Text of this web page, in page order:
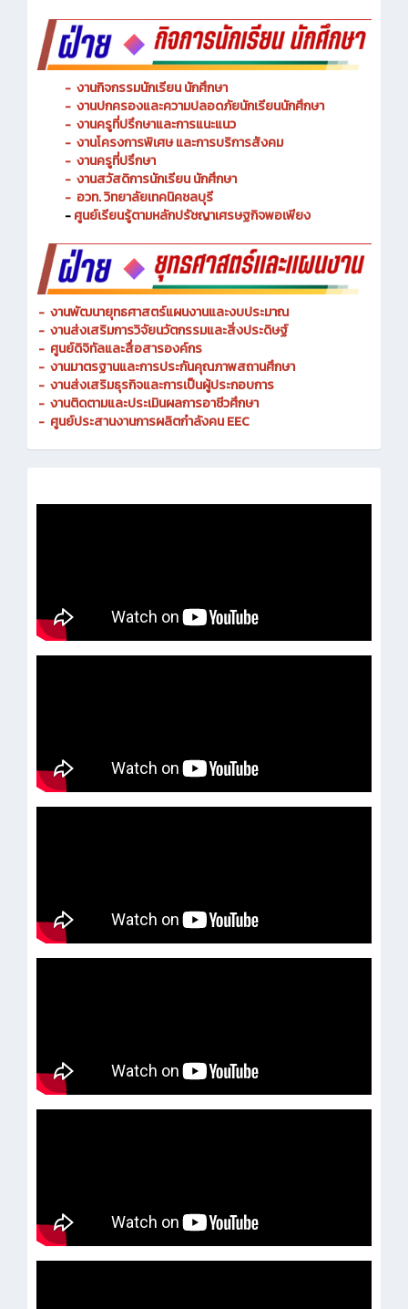
- งานกิจกรรมนักเรียน นักศึกษา
- งานปกครองและความปลอดภัยนักเรียนนักศึกษา
- งานครูที่ปรึกษาและการแนะแนว
- งานโครงการพิเศษ และการบริการ
- งานครูที่ปรึกษา
- งานสวัสดิการนักเรียน นักศึกษา
-อวท. วิทยาลัยเทคนิคชลบุรี
-ศูนย์เรียนรู้ตามหลักปรัชญาเศรษฐกิจพอเพียง
- งานพัฒนายุทธศาสตร์แผนงานและงบประมาณ
- งานส่งเสริมการวิจัยนวัตกรรมและสิ่งประดิษฐ์
- ศูนย์ดิจิทัลและสื่อสารองค์กร
- งานมาตรฐานและการประกันคุณภาพสถานศึกษา
- งานส่งเสริมธุรกิจและการเป็นผู้ประกอบการ
- งานติดตามและประเมินผลการอาชีวศึกษา
-ศูนย์ประสานงานการผลิตกำลังคน EEC